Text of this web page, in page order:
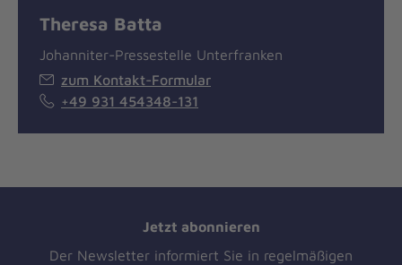
Theresa Batta
Johanniter-Pressestelle Unterfranken
zum Kontakt-Formular
+49 931 454348-131
Jetzt abonnieren
Der Newsletter informiert Sie in regelmäßigen